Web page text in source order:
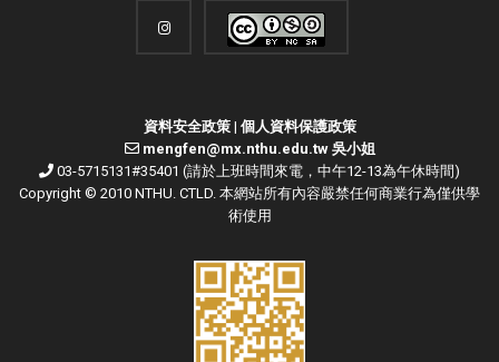
資料安全政策| 個人資料保護政策
mengfen@mx.nthu.edu.tw 吳小姐
03-5715131#35401 (請於上班時間來電，中午12-13為午休時間)
Copyright © 2010 NTHU. CTLD. 本網站所有內容嚴禁任何商業行為僅供學
術使用